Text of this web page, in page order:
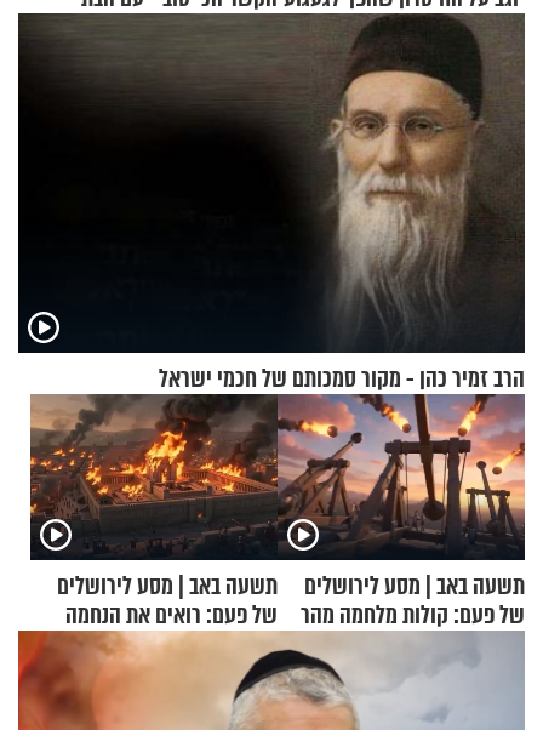
הרב זמיר כהן - מקור סמכותם של חכמי ישראל
תשעה באב | מסע לירושלים
של פעם: קולות מלחמה מהר
תשעה באב | מסע לירושלים
של פעם: רואים את הנחמה